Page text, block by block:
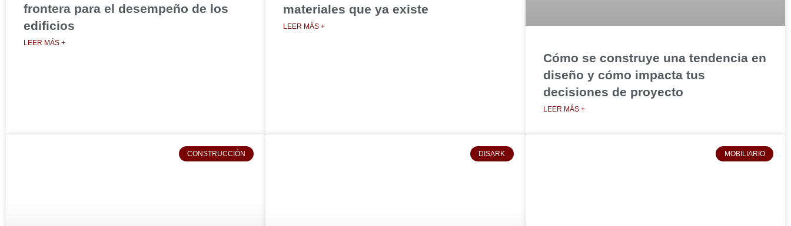
frontera para el desempeño de los
edificios
LEER MÁS +
materiales que ya existe
LEER MÁS +
Cómo se construye una tendencia en
diseño y cómo impacta tus
decisiones de proyecto
LEER MÁS +
CONSTRUCCIÓN DISARK MOBILIARIO